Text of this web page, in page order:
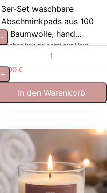
3er-Set waschbare
Abschminkpads aus 100
% Baumwolle, hand...
Nachhaltig und sanft zur Haut.
Wiederverwendbar & waschbar
6,90€
-
+
In den Warenkorb